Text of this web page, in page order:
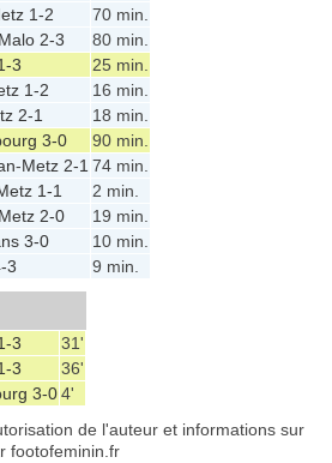
1-2
70 min.
2-3
80 min.
3
25 min.
1-2
16 min.
2-1
18 min.
3-0
90 min.
-Metz 2-1 74 min.
1-1
2 min.
Metz 2-0
19 min.
3-0
10 min.
3 9 min.
3
31'
3
36'
3-04'
de l'auteur et informations sur
footofeminin.fr